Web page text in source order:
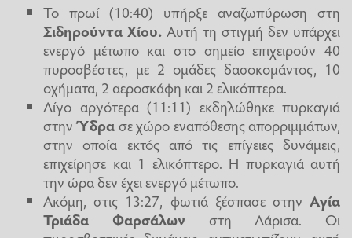
Το πρωί (10:40) υπήρξε αναζωπύρωση στη
Σιδηρούντα Χίου. Αυτή τη στιγμή δεν υπάρχει
ενεργό μέτωπο και στο σημείο επιχειρούν 40
πυροσβέστες, με 2 ομάδες δασοκομάντος, 10
οχήματα, 2 αεροσκάφη και 2 ελικόπτερα.
Λίγο αργότερα (11:11) εκδηλώθηκε πυρκαγιά
στηνΎδρασε χώρο εναπόθεσης απορριμμάτων,
στην οποία εκτός από τις επίγειες δυνάμεις,
επιχείρησε και 1 ελικόπτερο. Η πυρκαγιά αυτή
την ώρα δεν έχει ενεργό μέτωπο.
Ακόμη, στις 13:27, φωτιά ξέσπασε στην Αγία
Τριάδα Φαρσάλων στη Λάρισα. Οι